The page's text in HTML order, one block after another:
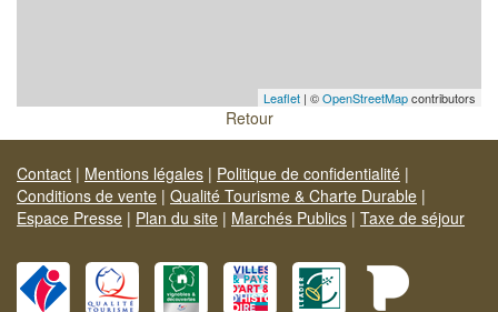
Leaflet | ©OpenStreetMapcontributors
Retour
Contact | Mentions légales | Politique de confidentialité |
Conditions de vente | Qualité Tourisme & Charte Durable |
Espace Presse | Plan du site | Marchés Publics | Taxe de séjour